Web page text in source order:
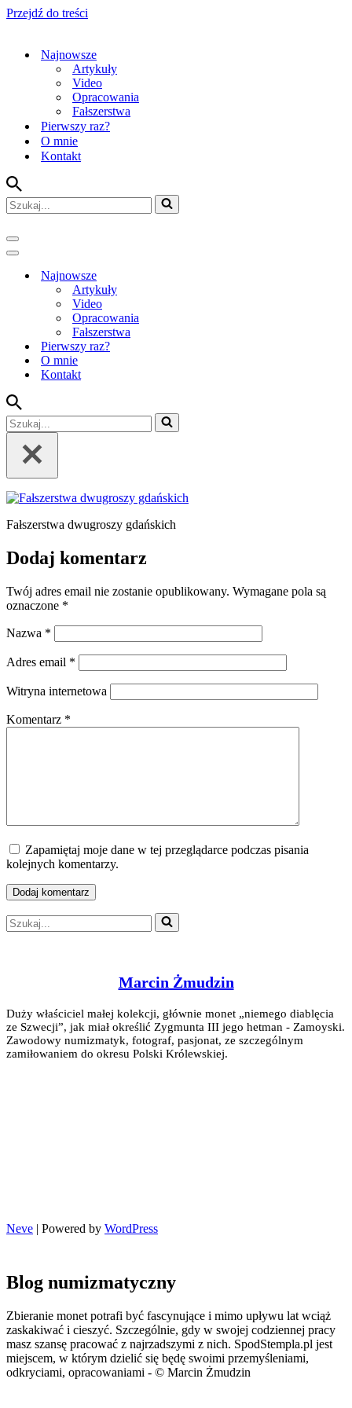
Przejdź do treści
Najnowsze
Artykuły
Video
Opracowania
Fałszerstwa
Pierwszy raz?
O mnie
Kontakt
Szukaj...
Menu
nawigacji
Menu
nawigacjiNajnowsze
Artykuły
Video
Opracowania
Fałszerstwa
Pierwszy raz?
O mnie
Kontakt
Szukaj...
Fałszerstwa dwugroszy gdańskich
Dodaj komentarz
Twój adres email nie zostanie opublikowany. Wymagane pola są
oznaczone *
Nazwa *
Adres email *
Witryna internetowa
Komentarz *
Zapamiętaj moje dane w tej przeglądarce podczas pisania
kolejnych komentarzy.
Szukaj...
Marcin Żmudzin
Duży właściciel małej kolekcji, głównie monet „niemego diablęcia
ze Szwecji”, jak miał określić Zygmunta III jego hetman - Zamoyski.
Zawodowy numizmatyk, fotograf, pasjonat, ze szczególnym
zamiłowaniem do okresu Polski Królewskiej.
Neve | Powered by WordPress
Blog numizmatyczny
Zbieranie monet potrafi być fascynujące i mimo upływu lat wciąż
zaskakiwać i cieszyć. Szczególnie, gdy w swojej codziennej pracy
masz szansę pracować z najrzadszymi z nich. SpodStempla.pl jest
miejscem, w którym dzielić się będę swoimi przemyśleniami,
odkryciami, opracowaniami - © Marcin Żmudzin